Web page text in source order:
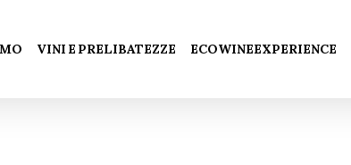
VINI E PRELIBATEZZE ECOWINEEXPERIENCE